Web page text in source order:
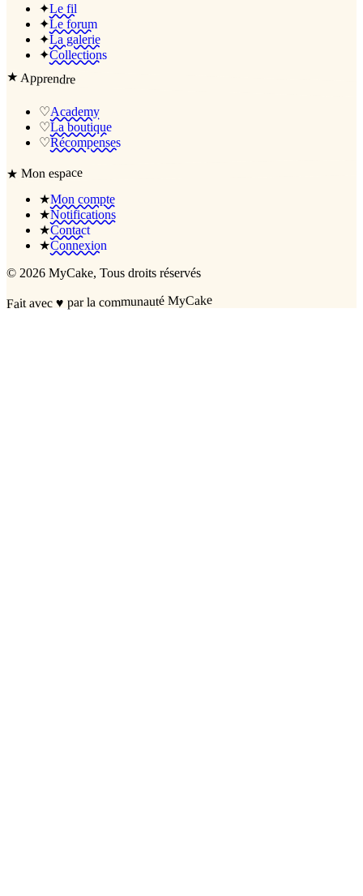
✦Le fil
✦Le forum
✦La galerie
✦Collections
★Apprendre
♡Academy
♡La boutique
♡Récompenses
★Mon espace
★Mon compte
★Notifications
★Contact
★Connexion
© 2026 MyCake, Tous droits réservés
Fait avec♥ par la communauté MyCake